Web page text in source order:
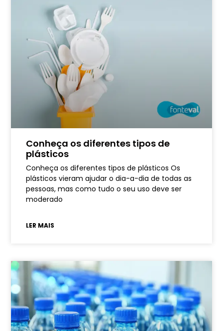
Conheça os diferentes tipos de
plásticos
Conheça os diferentes tipos de plásticos Os
plásticos vieram ajudar o dia-a-dia de todas as
pessoas, mas como tudo o seu uso deve ser
moderado
LER MAIS